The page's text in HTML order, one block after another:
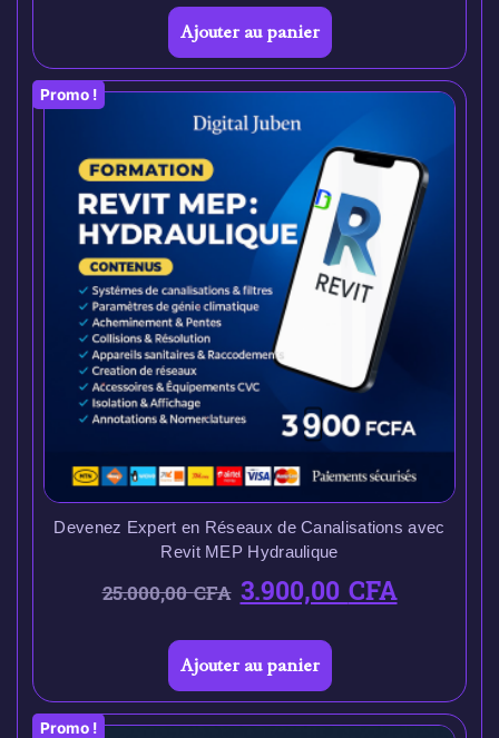
Ajouter au panier
Promo !
Devenez Expert en Réseaux de Canalisations avec
Revit MEP Hydraulique
25.000,00CFA 3.900,00CFA
Ajouter au panier
Promo !